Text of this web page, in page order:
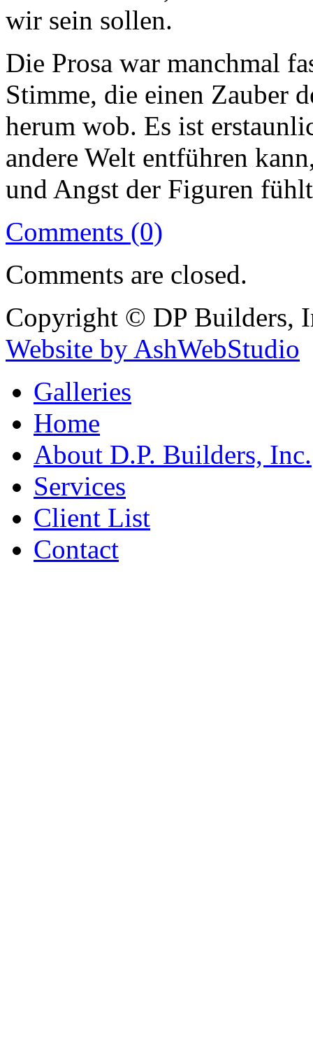
wir sein sollen.
Die Prosa war manchmal
Stimme, die einen Zauber
herum wob. Es ist
andere Welt entführen
und Angst der Figuren
Comments (0)
Comments are closed.
Copyright © DP Builders,
Website by AshWebStudio
Galleries
Home
About D.P. Builders, Inc.
Services
Client List
Contact